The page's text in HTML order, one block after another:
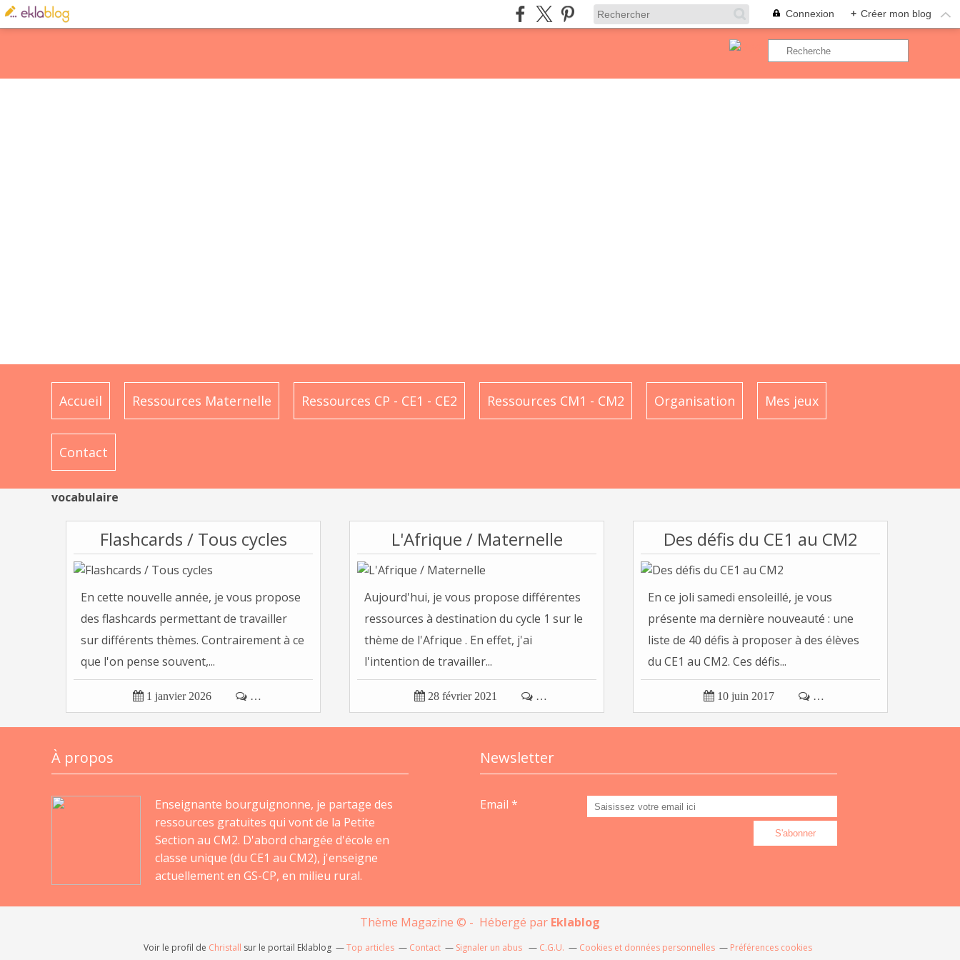
Connexion + Créer mon blog
Accueil Ressources Maternelle Ressources CP - CE1 - CE2 Ressources CM1 - CM2 Organisation Mes jeux
Contact
vocabulaire
Flashcards / Tous cycles
En cette nouvelle année, je vous propose
des flashcards permettant de travailler
sur différents thèmes. Contrairement à ce
que l'on pense souvent,...
 1 janvier 2026  …
L'Afrique / Maternelle
Aujourd'hui, je vous propose différentes
ressources à destination du cycle 1 sur le
thème de l'Afrique . En effet, j'ai
l'intention de travailler...
 28 février 2021  …
Des défis du CE1 au CM2
En ce joli samedi ensoleillé, je vous
présente ma dernière nouveauté : une
liste de 40 défis à proposer à des élèves
du CE1 au CM2. Ces défis...
 10 juin 2017  …
À propos
Enseignante bourguignonne, je partage des
ressources gratuites qui vont de la Petite
Section au CM2. D'abord chargée d'école en
classe unique (du CE1 au CM2), j'enseigne
actuellement en GS-CP, en milieu rural.
Newsletter
Email
Thème Magazine © - Hébergé par Eklablog
Voir le profil de Christall sur le portail Eklablog Top articles Contact Signaler un abus C.G.U. Cookies et données personnelles Préférences cookies